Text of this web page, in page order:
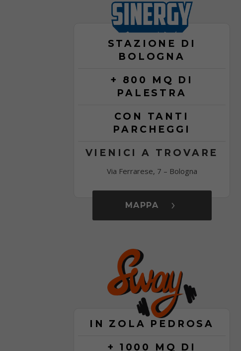
STAZIONE DI
BOLOGNA
+ 800 MQ DI
PALESTRA
CON TANTI
PARCHEGGI
VIENICI A TROVARE
Via Ferrarese, 7 – Bologna
MAPPA
IN ZOLA PEDROSA
+ 1000 MQ DI